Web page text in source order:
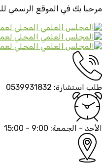
مرحبا بك في الموقع الرسمي
طلب استشارة: 0539931832
الأحد - الجمعة: 9:00 - 15:00